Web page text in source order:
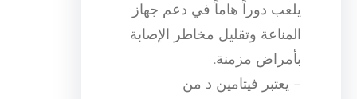
يلعب دوراً هاماً في دعم جهاز
المناعة وتقليل مخاطر الإصابة
بأمراض مزمنة.
– يعتبر فيتامين د من